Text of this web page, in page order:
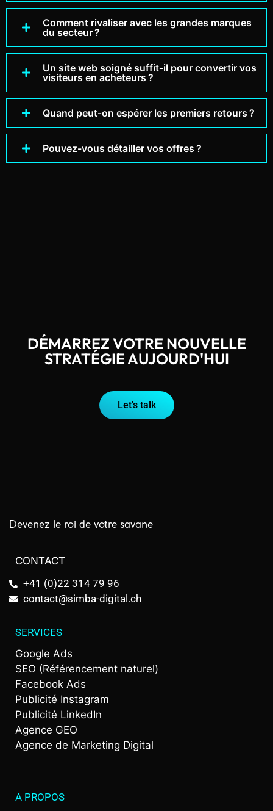
Comment rivaliser avec les grandes marques
du secteur ?
Un site web soigné suffit‑il pour convertir vos
visiteurs en acheteurs ?
Quand peut‑on espérer les premiers retours ?
Pouvez-vous détailler vos offres ?
DÉMARREZ VOTRE NOUVELLE
STRATÉGIE AUJOURD'HUI
Let's talk
Devenez le roi de votre savane
CONTACT
+41 (0)22 314 79 96
contact@simba-digital.ch
SERVICES
Google Ads
SEO (Référencement naturel)
Facebook Ads
Publicité Instagram
Publicité LinkedIn
Agence GEO
Agence de Marketing Digital
A PROPOS